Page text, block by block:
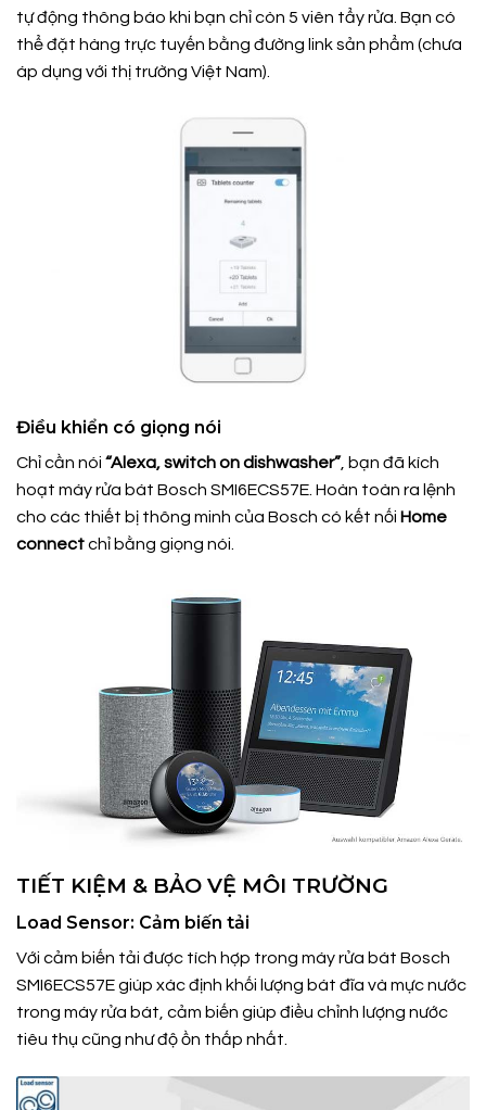
tự động thông báo khi bạn chỉ còn 5 viên tẩy rửa. Bạn có
thể đặt hàng trực tuyến bằng đường link sản phẩm (chưa
áp dụng với thị trường Việt Nam).
Điều khiển có giọng nói
Chỉ cần nói “Alexa, switch on dishwasher” , bạn đã kích
hoạt máy rửa bát Bosch SMI6ECS57E. Hoàn toàn ra lệnh
cho các thiết bị thông minh của Bosch có kết nối Home
connectchỉ bằng giọng nói.
TIẾT KIỆM & BẢO VỆ MÔI TRƯỜNG
Load Sensor: Cảm biến tải
Với cảm biến tải được tích hợp trong máy rửa bát Bosch
SMI6ECS57E giúp xác định khối lượng bát đĩa và mực nước
trong máy rửa bát, cảm biến giúp điều chỉnh lượng nước
tiêu thụ cũng như độ ồn thấp nhất.